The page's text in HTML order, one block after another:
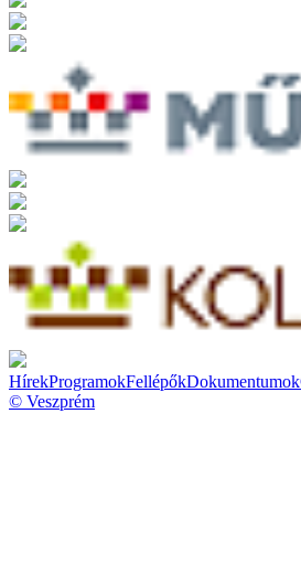
HírekProgramokFellépőkDokumentumok
© Veszprém